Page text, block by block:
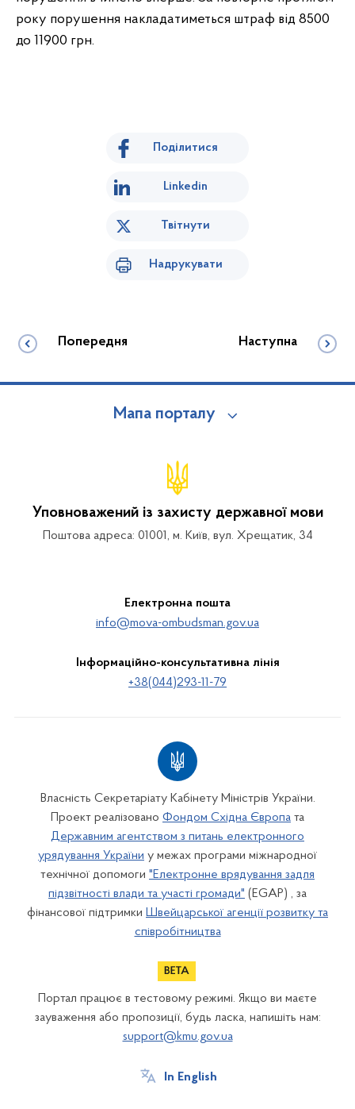
року порушення накладатиметься штраф від 8500
до 11900 грн.
Поділитися
Linkedin
Твітнути
Надрукувати
Попередня Наступна
Мапа порталу
Уповноважений із захисту державної мови
Поштова адреса: 01001, м. Київ, вул. Хрещатик, 34
Електронна пошта
info@mova-ombudsman.gov.ua
Інформаційно-консультативна лінія
+38(044)293-11-79
Власність Секретаріату Кабінету Міністрів України.
Проект реалізовано Фондом Східна Європа та
Державним агентством з питань електронного
урядування України у межах програми міжнародної
технічної допомоги "Електронне врядування задля
підзвітності влади та участі громади" (EGAP) , за
фінансової підтримки Швейцарської агенції розвитку та
співробітництва
Портал працює в тестовому режимі. Якщо ви маєте
зауваження або пропозиції, будь ласка, напишіть нам:
support@kmu.gov.ua
In English